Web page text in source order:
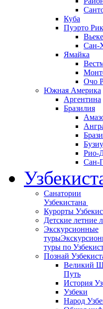
Куба
Пуэрто
Сан-
Ямайка
Очо
Южная Америка
Аргентина
Бразилия
Рио-
Сан-
Санатории
Узбекистана
Курорты
Детские летние
Экскурсионные
туры
туры по
Познай
Великий
Путь
История
Узбеки
Народ